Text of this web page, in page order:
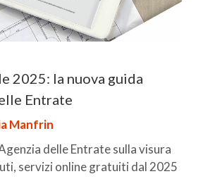
2025: la nuova guida
Entrate
Manfrin
delle Entrate sulla visura
servizi online gratuiti dal 2025